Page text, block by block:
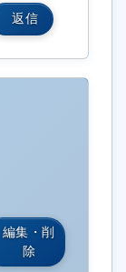
返信
編集・削
除